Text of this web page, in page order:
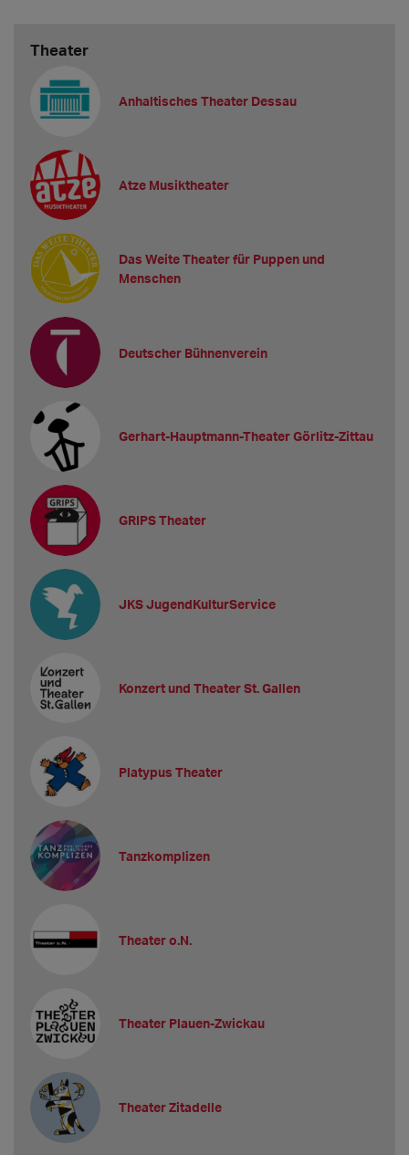
Theater
Anhaltisches Theater Dessau
Atze Musiktheater
Das Weite Theater für Puppen und
Menschen
Deutscher Bühnenverein
Gerhart-Hauptmann-Theater Görlitz-Zittau
GRIPS Theater
JKS JugendKulturService
Konzert und Theater St. Gallen
Platypus Theater
Tanzkomplizen
Theater o.N.
Theater Plauen-Zwickau
Theater Zitadelle